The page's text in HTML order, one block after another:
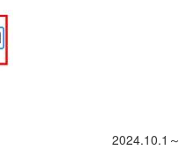
2024.10.1～